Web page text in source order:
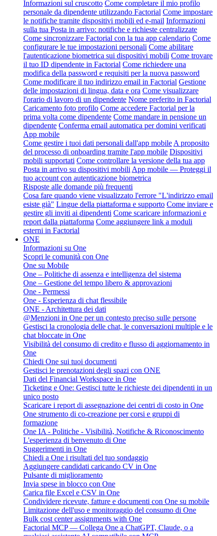
Informazioni sul cruscotto Come completare il mio profilo
personale da dipendente utilizzando Factorial Come impostare
le notifiche tramite dispositivi mobili ed e-mail Informazioni
sulla tua Posta in arrivo: notifiche e richieste centralizzate
Come sincronizzare Factorial con la tua app calendario Come
configurare le tue impostazioni personali Come abilitare
l'autenticazione biometrica sui dispositivi mobili Come trovare
il tuo ID dipendente in Factorial Come richiedere una
modifica della password e requisiti per la nuova password
Come modificare il tuo indirizzo email in Factorial Gestione
delle impostazioni di lingua, data e ora Come visualizzare
l'orario di lavoro di un dipendente Nome preferito in Factorial
Caricamento foto profilo Come accedere Factorial per la
prima volta come dipendente Come mandare in pensione un
dipendente Conferma email automatica per domini verificati
App mobile
Come gestire i tuoi dati personali dall'app mobile A proposito
del processo di onboarding tramite l'app mobile Dispositivi
mobili supportati Come controllare la versione della tua app
Posta in arrivo su dispositivi mobili App mobile — Proteggi il
tuo account con autenticazione biometrica
Risposte alle domande più frequenti
Cosa fare quando viene visualizzato l'errore "L'indirizzo email
esiste già" Lingue della piattaforma e supporto Come inviare e
gestire gli inviti ai dipendenti Come scaricare informazioni e
report dalla piattaforma Come aggiungere link a moduli
esterni in Factorial
ONE
Informazioni su One
Scopri le comunità con One
One su Mobile
One – Politiche di assenza e intelligenza del sistema
One – Gestione del tempo libero & approvazioni
One - Permessi
One - Esperienza di chat flessibile
ONE - Architettura dei dati
@Menzioni in One per un contesto preciso sulle persone
Gestisci la cronologia delle chat, le conversazioni multiple e le
chat bloccate in One
Visibilità del consumo di credito e flusso di aggiornamento in
One
Chiedi One sui tuoi documenti
Gestisci le prenotazioni degli spazi con ONE
Dati del Financial Workspace in One
Ticketing e One: Gestisci tutte le richieste dei dipendenti in un
unico posto
Scaricare i report di assegnazione dei centri di costo in One
One strumento di co-creazione per corsi e gruppi di
formazione
One IA - Politiche - Visibilità, Notifiche & Riconoscimento
L'esperienza di benvenuto di One
Suggerimenti in One
Chiedi a One i risultati del tuo sondaggio
Aggiungere candidati caricando CV in One
Pulsante di miglioramento
Invia spese in blocco con One
Carica file Excel e CSV in One
Condividere ricevute, fatture e documenti con One su mobile
Limitazione dell'uso e monitoraggio del consumo di One
Bulk cost center assignments with One
Factorial MCP — Collega One a ChatGPT, Claude, o a